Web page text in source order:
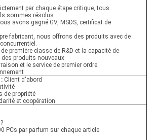
par chaque étape critique, tous
sommes résolus
avons gagné GV, MSDS, certificat de
fabricant, nous offrons des produits avec de
première classe de R&D et la capacité de
des produits nouveaux
et le service de premier ordre.
Client d'abord
PCs par parfum sur chaque article.